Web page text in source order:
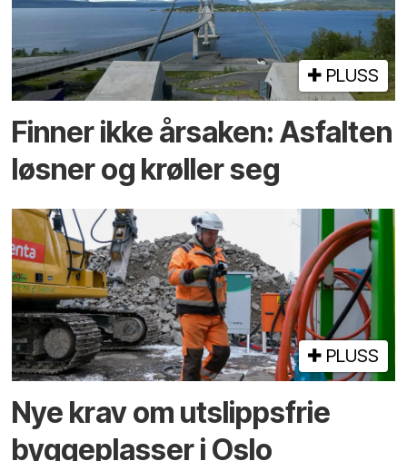
PLUSS
Finner ikke årsaken: Asfalten
løsner og krøller seg
PLUSS
Nye krav om utslippsfrie
byggeplasser i Oslo